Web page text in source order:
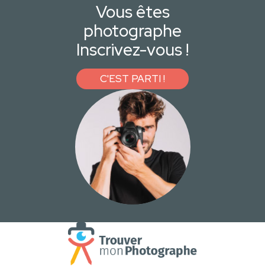
Vous êtes
photographe
Inscrivez-vous !
C'EST PARTI !